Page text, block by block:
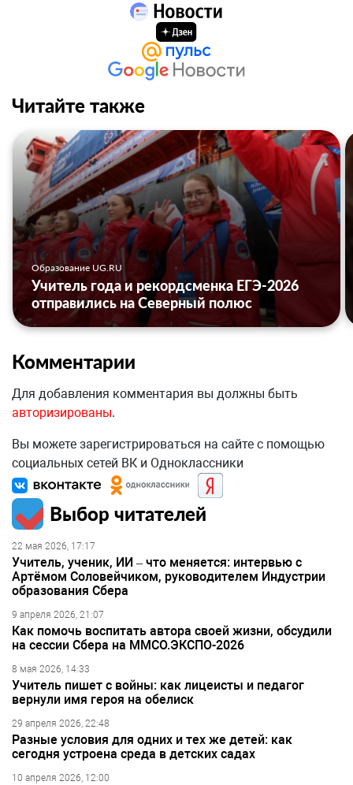
Читайте также
Образование UG.RU
Учитель года и рекордсменка ЕГЭ-2026
отправились на Северный полюс
Комментарии
Для добавления комментария вы должны быть
авторизированы.
Вы можете зарегистрироваться на сайте с помощью
социальных сетей ВК и Одноклассники
Выбор читателей
22 мая 2026, 17:17
Учитель, ученик, ИИ – что меняется: интервью с
Артёмом Соловейчиком, руководителем Индустрии
образования Сбера
9 апреля 2026, 21:07
Как помочь воспитать автора своей жизни, обсудили
на сессии Сбера на ММСО.ЭКСПО-2026
8 мая 2026, 14:33
Учитель пишет с войны: как лицеисты и педагог
вернули имя героя на обелиск
29 апреля 2026, 22:48
Разные условия для одних и тех же детей: как
сегодня устроена среда в детских садах
10 апреля 2026, 12:00